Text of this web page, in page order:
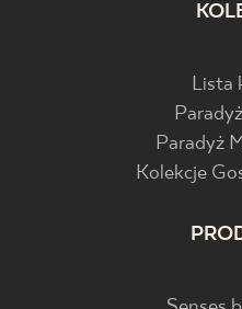
Lista
Paradyż
Kolekcje